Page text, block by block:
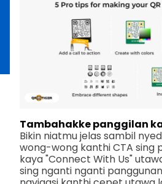
Tambahakke panggilan
Bikin niatmu jelas sambil
wong-wong kanthi CTA sing
kaya "Connect With Us"
sing nganti nganti